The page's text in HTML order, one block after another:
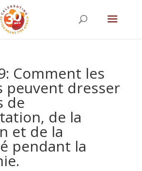
Comment les
peuvent dresser
de
de la
et de la
pendant la